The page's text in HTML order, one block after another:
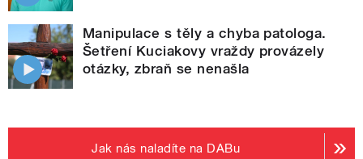
Manipulace s těly a chyba patologa.
Šetření Kuciakovy vraždy provázely
otázky, zbraň se nenašla
Jak nás naladíte na DABu